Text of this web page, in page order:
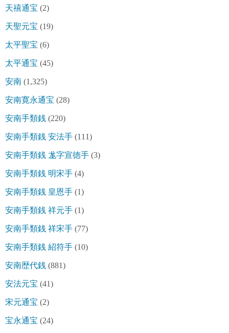
天禧通宝 (2)
天聖元宝 (19)
太平聖宝 (6)
太平通宝 (45)
安南 (1,325)
安南寛永通宝 (28)
安南手類銭 (220)
安南手類銭 安法手 (111)
安南手類銭 尨字宣徳手 (3)
安南手類銭 明宋手 (4)
安南手類銭 皇恩手 (1)
安南手類銭 祥元手 (1)
安南手類銭 祥宋手 (77)
安南手類銭 紹符手 (10)
安南歴代銭 (881)
安法元宝 (41)
宋元通宝 (2)
宝永通宝 (24)